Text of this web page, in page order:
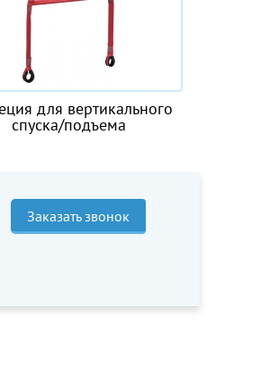
Канат пеньковый
Заказать звонок